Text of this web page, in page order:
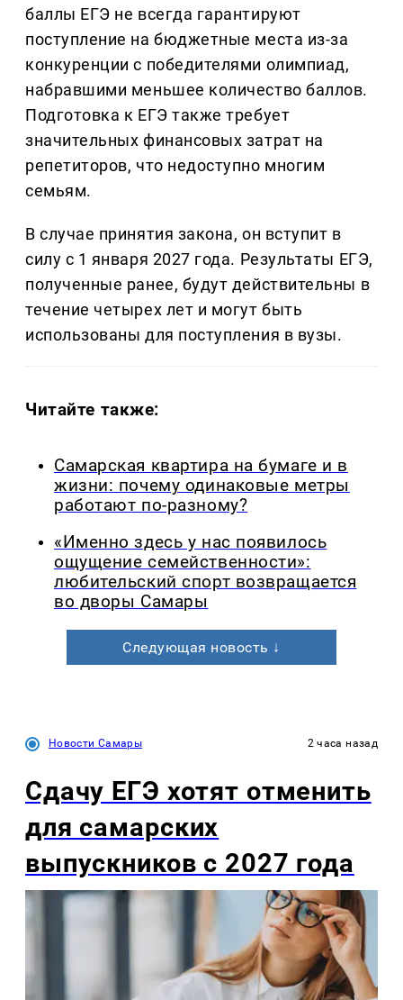
баллы ЕГЭ не всегда гарантируют
поступление на бюджетные места из-за
конкуренции с победителями олимпиад,
набравшими меньшее количество баллов.
Подготовка к ЕГЭ также требует
значительных финансовых затрат на
репетиторов, что недоступно многим
семьям.
В случае принятия закона, он вступит в
силу с 1 января 2027 года. Результаты ЕГЭ,
полученные ранее, будут действительны в
течение четырех лет и могут быть
использованы для поступления в вузы.
Читайте также:
Самарская квартира на бумаге и в
жизни: почему одинаковые метры
работают по-разному?
«Именно здесь у нас появилось
ощущение семейственности»:
любительский спорт возвращается
во дворы Самары
Следующая новость ↓
Новости Самары 2 часа назад
Сдачу ЕГЭ хотят отменить
для самарских
выпускников с 2027 года